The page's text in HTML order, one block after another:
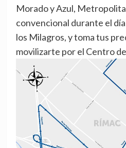
Morado y Azul,
convencional durante el
los Milagros, y toma tus
movilizarte por el Centro